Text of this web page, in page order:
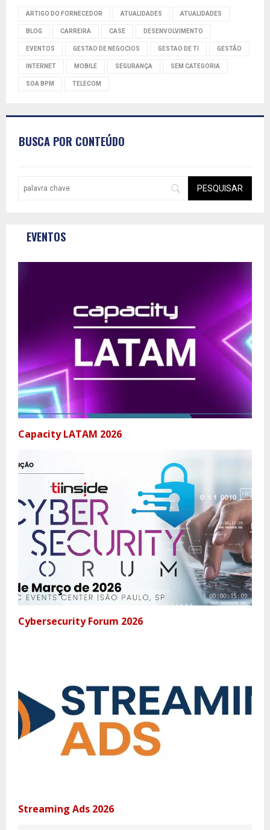
ARTIGO DO FORNECEDOR ATUALIDADES ATUALIDADES
BLOG CARREIRA CASE DESENVOLVIMENTO
EVENTOS GESTAO DE NEGOCIOS GESTAO DE TI GESTÃO
INTERNET MOBILE SEGURANÇA SEM CATEGORIA
SOA BPM TELECOM
BUSCA POR CONTEÚDO
EVENTOS
Capacity LATAM 2026
Cybersecurity Forum 2026
Streaming Ads 2026